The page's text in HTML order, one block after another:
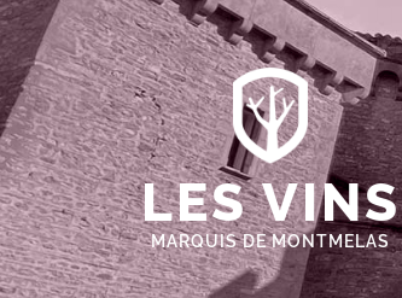
LES VINS
MARQUIS DE MONTMELAS